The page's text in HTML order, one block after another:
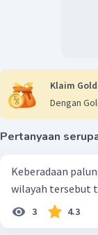
Klaim
Dengan
Pertanyaan
Keberadaan
wilayah tersebut
3 4.3